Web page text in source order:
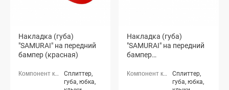
Накладка (губа)
"SAMURAI" на передний
бампер (красная)
Сплиттер,
губа, юбка,
Накладка (губа)
"SAMURAI" на передний
бампер
Сплиттер,
губа, юбка,